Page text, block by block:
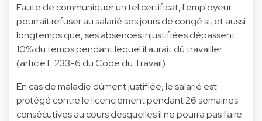
Faute de communiquer un tel certificat, l'employeur
pourrait refuser au salarié ses jours de congé si, et aussi
longtemps que, ses absences injustifiées dépassent
10% du temps pendant lequel il aurait dû travailler
(article L.233-6 du Code du Travail).
En cas de maladie dûment justifiée, le salarié est
protégé contre le licenciement pendant 26 semaines
consécutives au cours desquelles il ne pourra pas faire